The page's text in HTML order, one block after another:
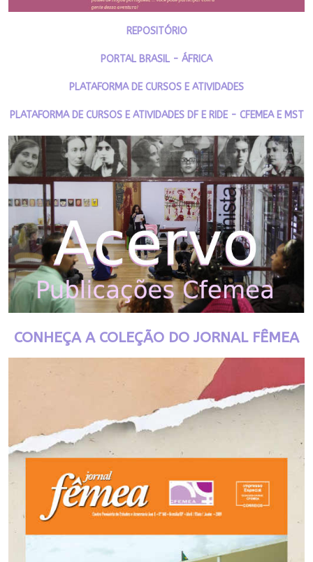
REPOSITÓRIO
PORTAL BRASIL - ÁFRICA
PLATAFORMA DE CURSOS E ATIVIDADES
PLATAFORMA DE CURSOS E ATIVIDADES DF E RIDE - CFEMEA E MST
CONHEÇA A COLEÇÃO DO JORNAL FÊMEA